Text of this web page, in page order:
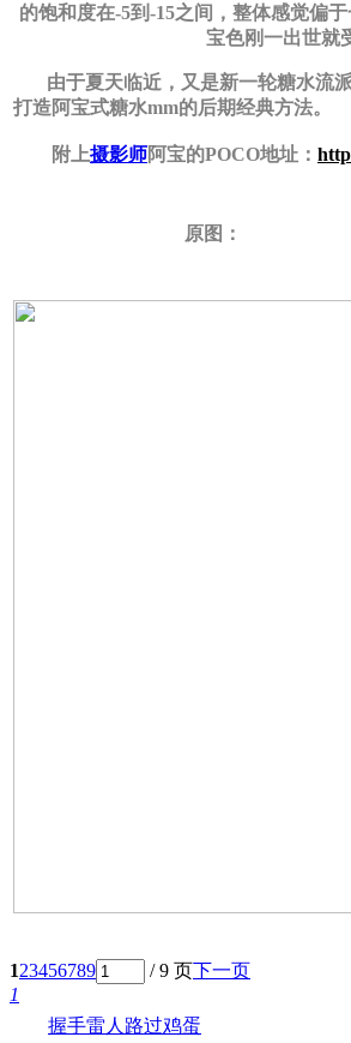
的饱和度在-5到-15之间，整体感觉偏
宝色刚一出世就
由于夏天临近，又是新一轮糖水流派
打造阿宝式糖水mm的后期经典方法。
附上摄影师阿宝的POCO地址：
原图：
123456789 / 9 页下一页
1
握手雷人 路过鸡蛋